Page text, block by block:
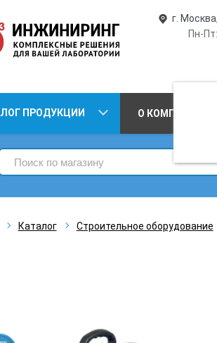
г.
Пн-
ПРОДУКЦИИ О КОМПАНИИ
Каталог Строительное оборудование